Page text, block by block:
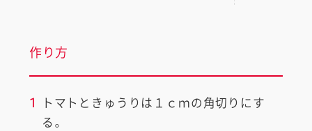
作り方
1
トマトときゅうりは１ｃｍの角切りにす
る。